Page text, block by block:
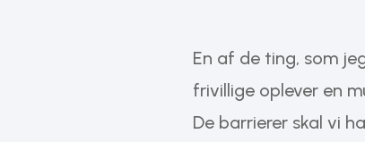
En af de ting, som
frivillige oplever en
De barrierer skal vi